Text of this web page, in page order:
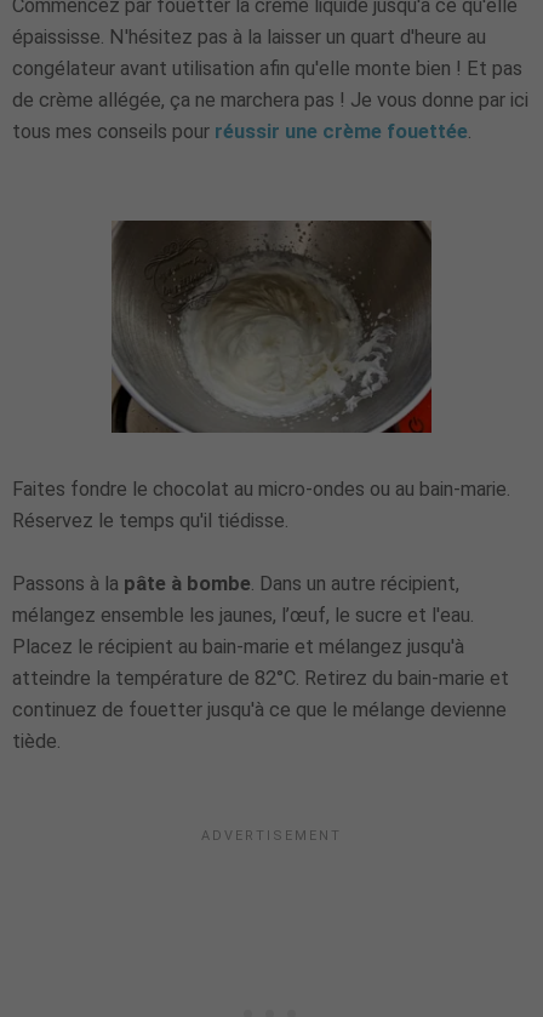
Commencez par fouetter la crème liquide jusqu'à ce qu'elle
épaississe. N'hésitez pas à la laisser un quart d'heure au
congélateur avant utilisation afin qu'elle monte bien ! Et pas
de crème allégée, ça ne marchera pas ! Je vous donne par ici
tous mes conseils pour réussir une crème fouettée.
Faites fondre le chocolat au micro-ondes ou au bain-marie.
Réservez le temps qu'il tiédisse.
Passons à la pâte à bombe. Dans un autre récipient,
mélangez ensemble les jaunes, l’œuf, le sucre et l'eau.
Placez le récipient au bain-marie et mélangez jusqu'à
atteindre la température de 82°C. Retirez du bain-marie et
continuez de fouetter jusqu'à ce que le mélange devienne
tiède.